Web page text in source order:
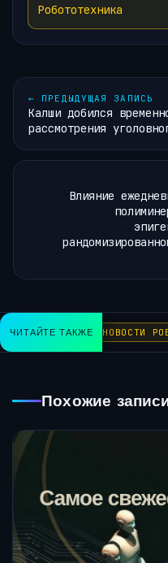
Робототехника
← ПРЕДЫДУЩАЯ ЗАПИСЬ
Калши добился
рассмотрения
Влияние
ЧИТАЙТЕ ТАКЖЕНОВОСТИ
Похожие